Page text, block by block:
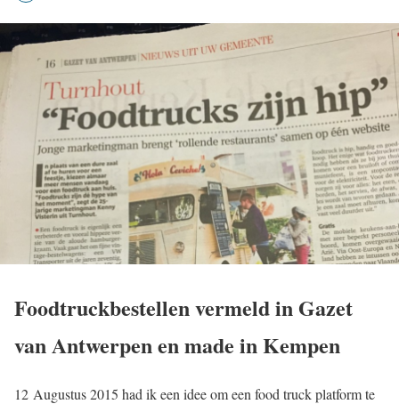
Foodtruckbestellen vermeld in Gazet
van Antwerpen en made in Kempen
12 Augustus 2015 had ik een idee om een food truck platform te